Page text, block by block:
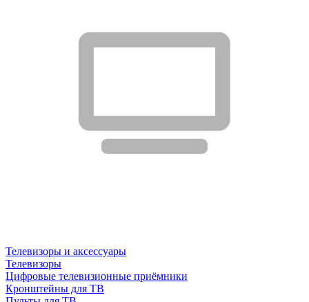
Телевизоры и аксессуары
Телевизоры
Цифровые телевизионные приёмники
Кронштейны для ТВ